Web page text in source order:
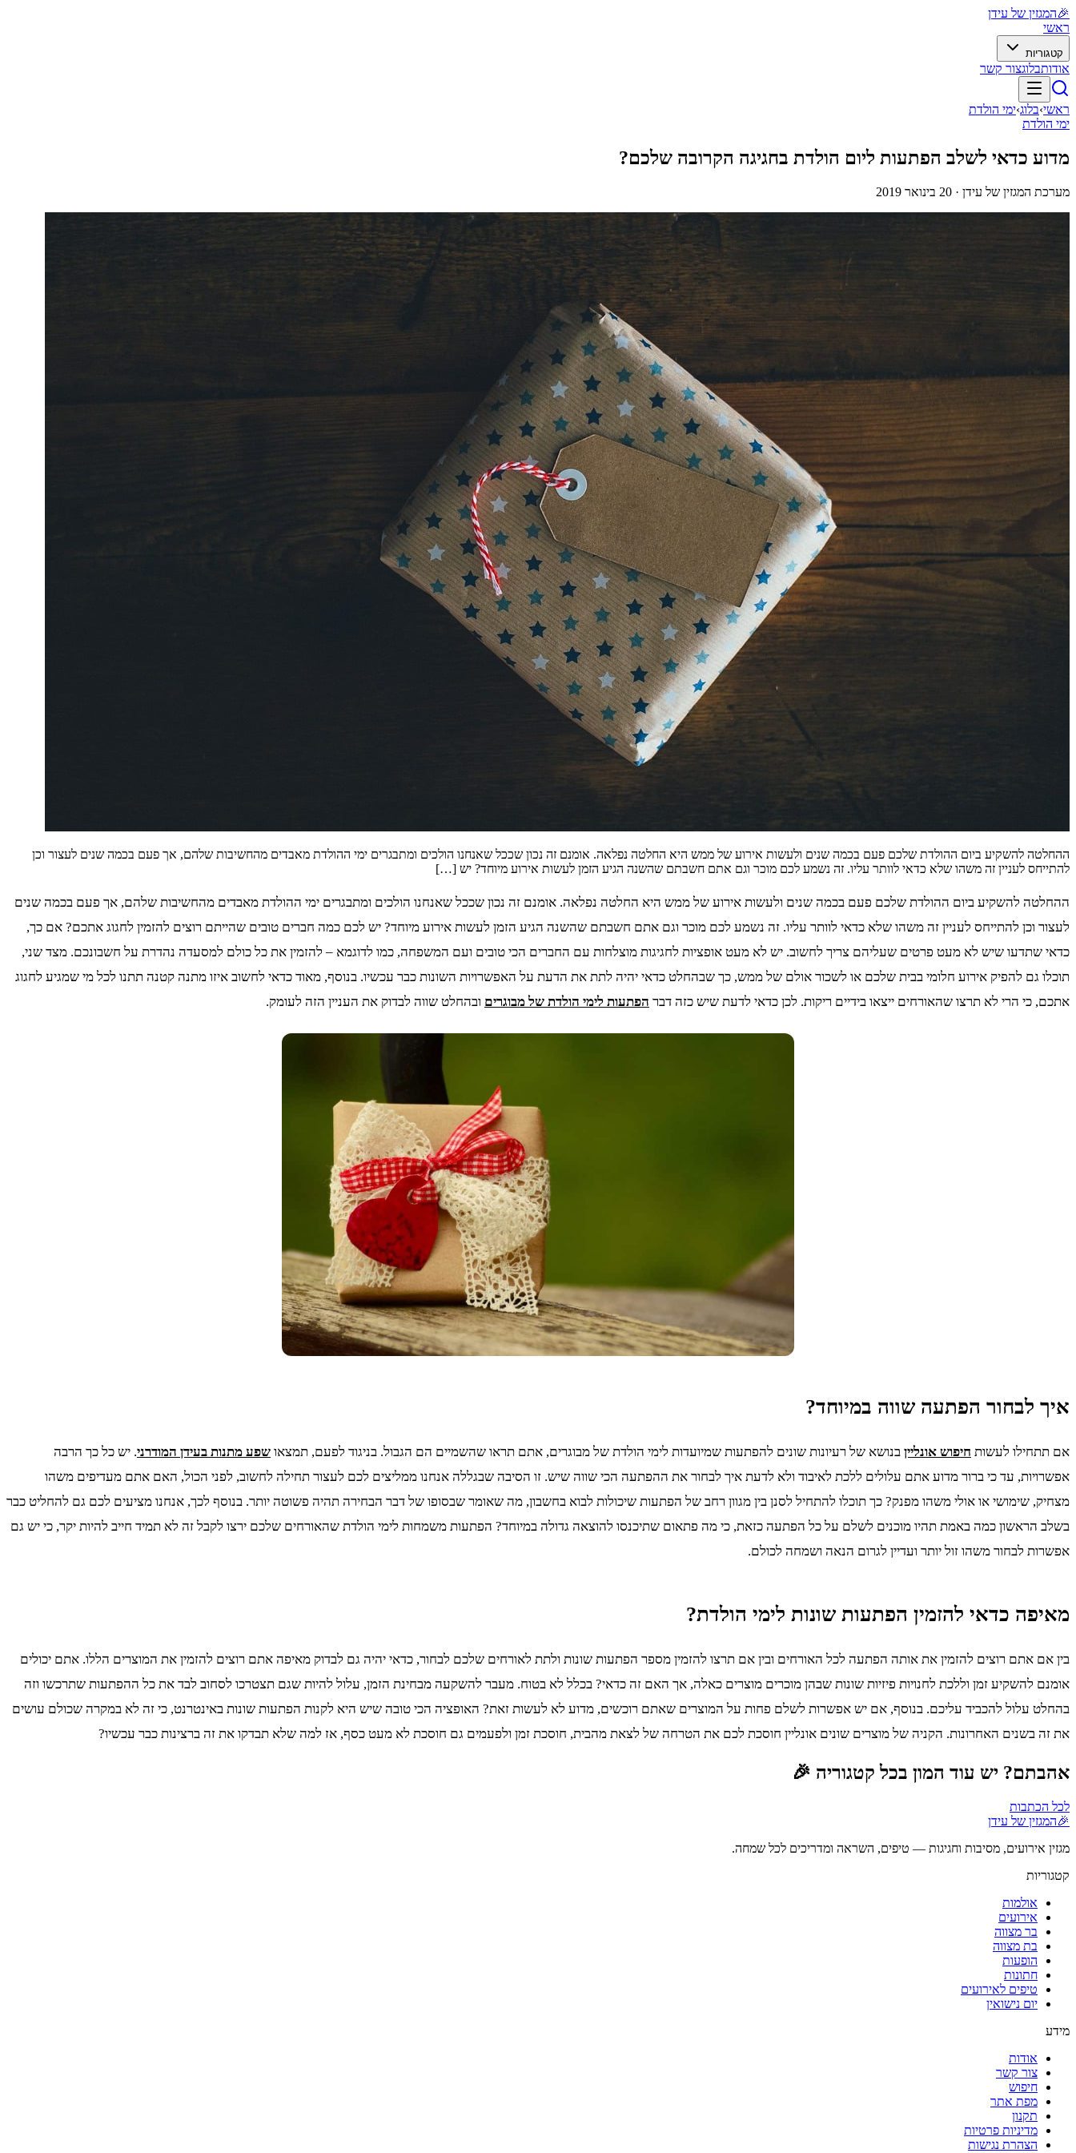
🎉המגזין של עידן
ראשי
קטגוריות
אודותבלוגצור קשר
ראשי›בלוג›ימי הולדת
ימי הולדת
מדוע כדאי לשלב הפתעות ליום הולדת בחגיגה הקרובה שלכם?
מערכת המגזין של עידן · 20 בינואר 2019
ההחלטה להשקיע ביום ההולדת שלכם פעם בכמה שנים ולעשות אירוע של ממש היא החלטה נפלאה. אומנם זה נכון שככל שאנחנו הולכים ומתבגרים ימי ההולדת מאבדים מהחשיבות שלהם, אך פעם בכמה שנים לעצור וכן
להתייחס לעניין זה משהו שלא כדאי לוותר עליו. זה נשמע לכם מוכר וגם אתם חשבתם שהשנה הגיע הזמן לעשות אירוע מיוחד? יש […]
ההחלטה להשקיע ביום ההולדת שלכם פעם בכמה שנים ולעשות אירוע של ממש היא החלטה נפלאה. אומנם זה נכון שככל שאנחנו הולכים ומתבגרים ימי ההולדת מאבדים מהחשיבות שלהם, אך פעם בכמה שנים
לעצור וכן להתייחס לעניין זה משהו שלא כדאי לוותר עליו. זה נשמע לכם מוכר וגם אתם חשבתם שהשנה הגיע הזמן לעשות אירוע מיוחד? יש לכם כמה חברים טובים שהייתם רוצים להזמין לחגוג אתכם? אם כך,
כדאי שתדעו שיש לא מעט פרטים שעליהם צריך לחשוב. יש לא מעט אופציות לחגיגות מוצלחות עם החברים הכי טובים ועם המשפחה, כמו לדוגמא – להזמין את כל כולם למסעדה נהדרת על חשבונכם. מצד שני,
תוכלו גם להפיק אירוע חלומי בבית שלכם או לשכור אולם של ממש, כך שבהחלט כדאי יהיה לתת את הדעת על האפשרויות השונות כבר עכשיו. בנוסף, מאוד כדאי לחשוב איזו מתנה קטנה תתנו לכל מי שמגיע לחגוג
אתכם, כי הרי לא תרצו שהאורחים ייצאו בידיים ריקות. לכן כדאי לדעת שיש כזה דבר הפתעות לימי הולדת של מבוגרים ובהחלט שווה לבדוק את העניין הזה לעומק.
איך לבחור הפתעה שווה במיוחד?
אם תתחילו לעשות חיפוש אונליין בנושא של רעיונות שונים להפתעות שמיועדות לימי הולדת של מבוגרים, אתם תראו שהשמיים הם הגבול. בניגוד לפעם, תמצאו שפע מתנות בעידן המודרני. יש כל כך הרבה
אפשרויות, עד כי ברור מדוע אתם עלולים ללכת לאיבוד ולא לדעת איך לבחור את ההפתעה הכי שווה שיש. זו הסיבה שבגללה אנחנו ממליצים לכם לעצור תחילה לחשוב, לפני הכול, האם אתם מעדיפים משהו
מצחיק, שימושי או אולי משהו מפנק? כך תוכלו להתחיל לסנן בין מגוון רחב של הפתעות שיכולות לבוא בחשבון, מה שאומר שבסופו של דבר הבחירה תהיה פשוטה יותר. בנוסף לכך, אנחנו מציעים לכם גם להחליט כבר
בשלב הראשון כמה באמת תהיו מוכנים לשלם על כל הפתעה כזאת, כי מה פתאום שתיכנסו להוצאה גדולה במיוחד? הפתעות משמחות לימי הולדת שהאורחים שלכם ירצו לקבל זה לא תמיד חייב להיות יקר, כי יש גם
אפשרות לבחור משהו זול יותר ועדיין לגרום הנאה ושמחה לכולם.
מאיפה כדאי להזמין הפתעות שונות לימי הולדת?
בין אם אתם רוצים להזמין את אותה הפתעה לכל האורחים ובין אם תרצו להזמין מספר הפתעות שונות ולתת לאורחים שלכם לבחור, כדאי יהיה גם לבדוק מאיפה אתם רוצים להזמין את המוצרים הללו. אתם יכולים
אומנם להשקיע זמן וללכת לחנויות פיזיות שונות שבהן מוכרים מוצרים כאלה, אך האם זה כדאי? בכלל לא בטוח. מעבר להשקעה מבחינת הזמן, עלול להיות שגם תצטרכו לסחוב לבד את כל ההפתעות שתרכשו וזה
בהחלט עלול להכביד עליכם. בנוסף, אם יש אפשרות לשלם פחות על המוצרים שאתם רוכשים, מדוע לא לעשות זאת? האופציה הכי טובה שיש היא לקנות הפתעות שונות באינטרנט, כי זה לא במקרה שכולם עושים
את זה בשנים האחרונות. הקניה של מוצרים שונים אונליין חוסכת לכם את הטרחה של לצאת מהבית, חוסכת זמן ולפעמים גם חוסכת לא מעט כסף, אז למה שלא תבדקו את זה ברצינות כבר עכשיו?
אהבתם? יש עוד המון בכל קטגוריה 🎉
לכל הכתבות
🎉המגזין של עידן
מגזין אירועים, מסיבות וחגיגות — טיפים, השראה ומדריכים לכל שמחה.
קטגוריות
אולמות
אירועים
בר מצווה
בת מצווה
הופעות
חתונות
טיפים לאירועים
יום נישואין
מידע
אודות
צור קשר
חיפוש
מפת אתר
תקנון
מדיניות פרטיות
הצהרת נגישות